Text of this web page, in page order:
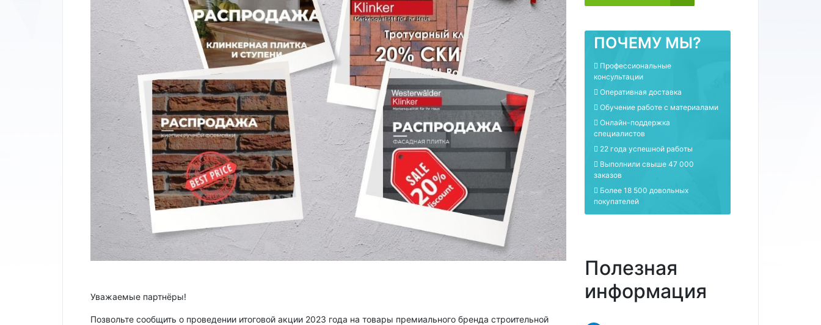
Уважаемые партнёры!
Позвольте сообщить о проведении итоговой акции 2023 года на товары премиального бренда строительной
ПОЧЕМУ МЫ?
Профессиональные
консультации
Оперативная доставка
Обучение работе с материалами
Онлайн-поддержка
специалистов
22 года успешной работы
Выполнили свыше 47 000
заказов
Более 18 500 довольных
покупателей
Полезная
информация